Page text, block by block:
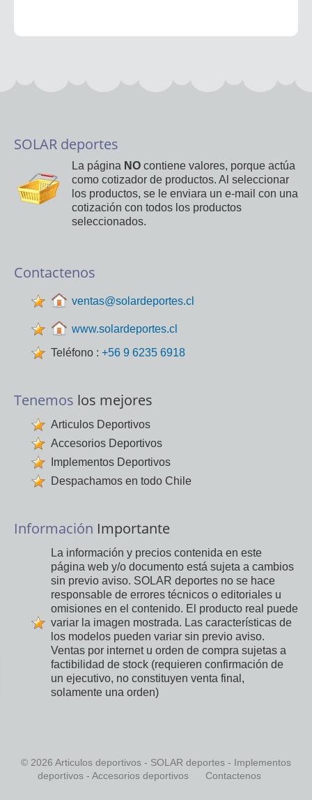
SOLAR deportes
La página NO contiene valores, porque actúa
como cotizador de productos. Al seleccionar
los productos, se le enviara un e-mail con una
cotización con todos los productos
seleccionados.
Contactenos
ventas@solardeportes.cl
www.solardeportes.cl
Teléfono : +56 9 6235 6918
Tenemos los mejores
Articulos Deportivos
Accesorios Deportivos
Implementos Deportivos
Despachamos en todo Chile
Información Importante
La información y precios contenida en este
página web y/o documento está sujeta a cambios
sin previo aviso. SOLAR deportes no se hace
responsable de errores técnicos o editoriales u
omisiones en el contenido. El producto real puede
variar la imagen mostrada. Las características de
los modelos pueden variar sin previo aviso.
Ventas por internet u orden de compra sujetas a
factibilidad de stock (requieren confirmación de
un ejecutivo, no constituyen venta final,
solamente una orden)
© 2026 Articulos deportivos - SOLAR deportes - Implementos
deportivos - Accesorios deportivos
Contactenos